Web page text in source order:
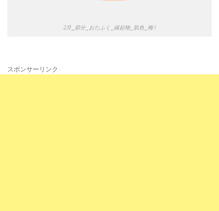
2月_節分_おたふく_縁起物_肌色_梅1
スポンサーリンク